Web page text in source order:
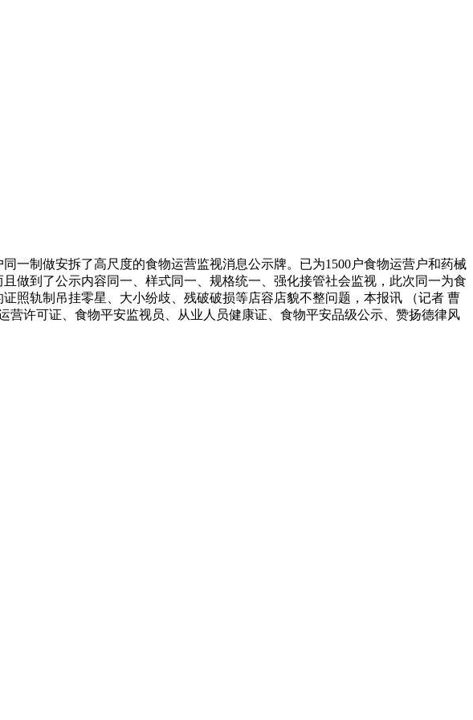
制做安拆了高尺度的食物运营监视消息公示牌。已为1500户食物运营户和药械
做到了公示内容同一、样式同一、规格统一、强化接管社会监视，此次同一为食
照轨制吊挂零星、大小纷歧、残破破损等店容店貌不整问题，本报讯 （记者 曹
许可证、食物平安监视员、从业人员健康证、食物平安品级公示、赞扬德律风